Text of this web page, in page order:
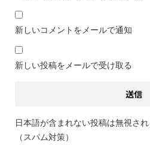
新しいコメントをメールで通知
新しい投稿をメールで受け取る
日本語が含まれない投稿は無視さ
（スパム対策）